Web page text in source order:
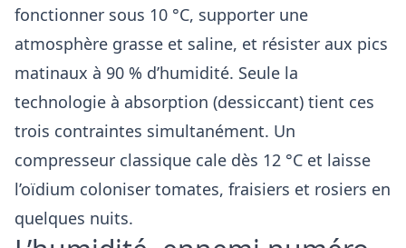
fonctionner sous 10 °C, supporter une
atmosphère grasse et saline, et résister aux pics
matinaux à 90 % d’humidité. Seule la
technologie à absorption (dessiccant) tient ces
trois contraintes simultanément. Un
compresseur classique cale dès 12 °C et laisse
l’oïdium coloniser tomates, fraisiers et rosiers en
quelques nuits.